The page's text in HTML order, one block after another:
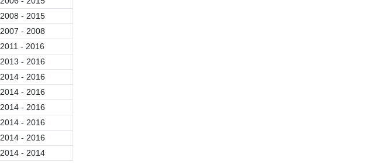
2008 - 2015
2007 - 2008
2011 - 2016
2013 - 2016
2014 - 2016
2014 - 2016
2014 - 2016
2014 - 2016
2014 - 2016
2014 - 2014